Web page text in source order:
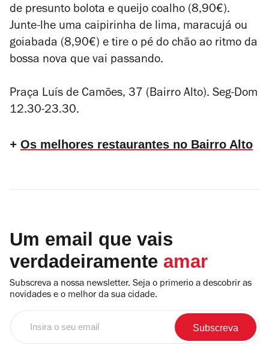
de presunto bolota e queijo coalho (8,90€).
Junte-lhe uma caipirinha de lima, maracujá ou
goiabada (8,90€) e tire o pé do chão ao ritmo da
bossa nova que vai passando.
Praça Luís de Camões, 37 (Bairro Alto). Seg-Dom
12.30-23.30.
+ Os melhores restaurantes no Bairro Alto
Um email que vais
verdadeiramente amar
Subscreva a nossa newsletter. Seja o primerio a descobrir as
novidades e o melhor da sua cidade.